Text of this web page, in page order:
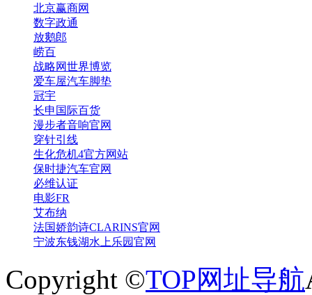
北京赢商网
数字政通
放鹅郎
崂百
战略网世界博览
爱车屋汽车脚垫
冠宇
长申国际百货
漫步者音响官网
穿针引线
生化危机4官方网站
保时捷汽车官网
必维认证
电影FR
艾布纳
法国娇韵诗CLARINS官网
宁波东钱湖水上乐园官网
Copyright ©TOP网址导航